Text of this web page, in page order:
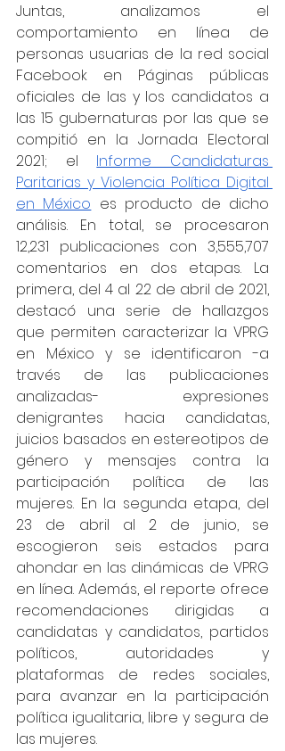
Juntas, analizamos el
comportamiento en línea de
personas usuarias de la red social
Facebook en Páginas públicas
oficiales de las y los candidatos a
las 15 gubernaturas por las que se
compitió en la Jornada Electoral
2021; el Informe Candidaturas
Paritarias y Violencia Política Digital
en México es producto de dicho
análisis. En total, se procesaron
12,231 publicaciones con 3,555,707
comentarios en dos etapas. La
primera, del 4 al 22 de abril de 2021,
destacó una serie de hallazgos
que permiten caracterizar la VPRG
en México y se identificaron -a
través de las publicaciones
analizadas- expresiones
denigrantes hacia candidatas,
juicios basados en estereotipos de
género y mensajes contra la
participación política de las
mujeres. En la segunda etapa, del
23 de abril al 2 de junio, se
escogieron seis estados para
ahondar en las dinámicas de VPRG
en línea. Además, el reporte ofrece
recomendaciones dirigidas a
candidatas y candidatos, partidos
políticos, autoridades y
plataformas de redes sociales,
para avanzar en la participación
política igualitaria, libre y segura de
las mujeres.